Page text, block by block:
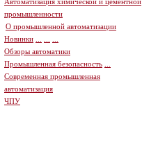
промышленности
О промышленной автоматизации
Новинки
Обзоры автоматики
Промышленная безопасность
Современная промышленная
автоматизация
ЧПУ